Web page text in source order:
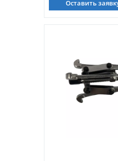
Оставить